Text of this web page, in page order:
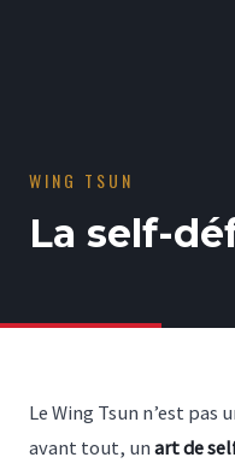
WING TSUN
La self-
Le Wing Tsun n’est pas
avant tout, unart de